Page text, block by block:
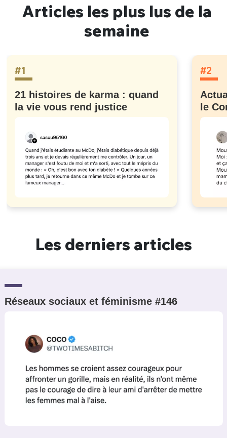
Articles les plus lus de la
semaine
#1
21 histoires de karma : quand
la vie vous rend justice
#2
le
Les derniers articles
Réseaux sociaux et féminisme #146